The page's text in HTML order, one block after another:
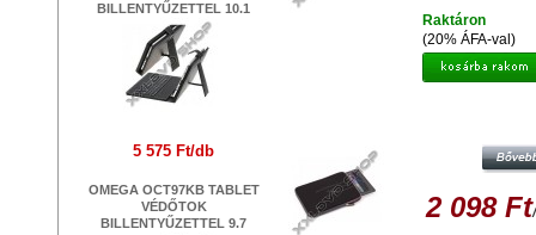
BILLENTYŰZETTEL 10.1
5 575 Ft/db
OMEGA OCT97KB TABLET
VÉDŐTOK
BILLENTYŰZETTEL 9.7
(20% ÁFA-val)
Raktáron
2 098 Ft